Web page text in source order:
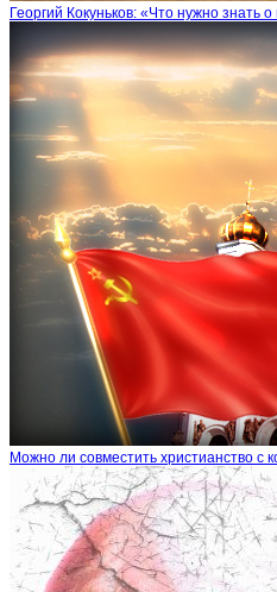
Георгий Кокуньков: «Что нужно знать
Можно ли совместить христианство с